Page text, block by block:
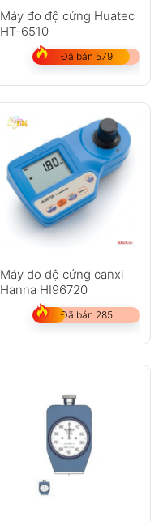
Máy đo độ cứng Huatec
HT-6510
Đã bán 579
Máy đo độ cứng canxi
Hanna HI96720
Đã bán 285